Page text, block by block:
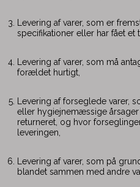
Levering af varer, som er
specifikationer eller har fået
Levering af varer, som må
forældet hurtigt,
Levering af forseglede varer,
eller hygiejnemæssige
returneret, og hvor
leveringen,
Levering af varer, som på
blandet sammen med andre